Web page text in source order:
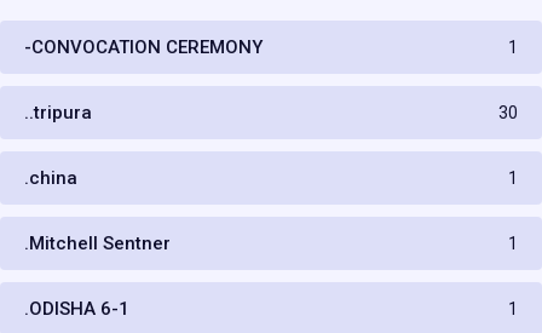
-CONVOCATION CEREMONY 1
..tripura 30
.china 1
.Mitchell Sentner 1
.ODISHA 6-1 1